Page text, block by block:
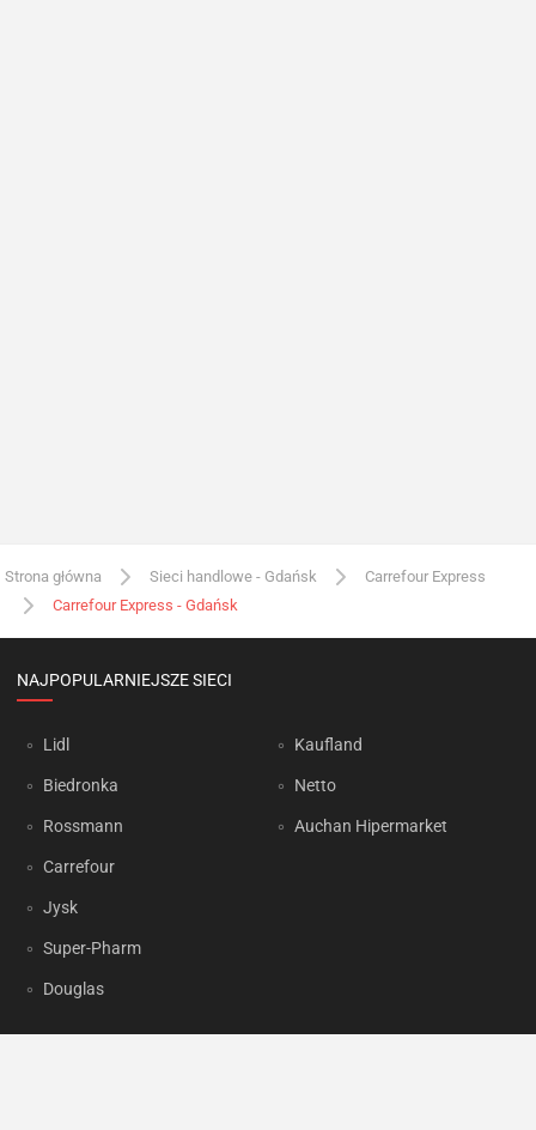
Strona główna Sieci handlowe - Gdańsk
Carrefour Express
Carrefour Express - Gdańsk
NAJPOPULARNIEJSZE SIECI
Lidl
Biedronka
Rossmann
Carrefour
Jysk
Super-Pharm
Douglas
Kaufland
Netto
Auchan Hipermarket